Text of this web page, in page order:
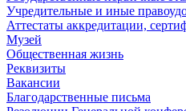
Учредительные и иные
Аттестаты аккредитации,
Музей
Общественная жизнь
Реквизиты
Вакансии
Благодарственные письма